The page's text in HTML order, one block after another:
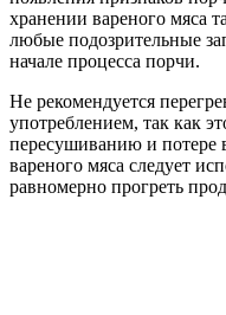
хранении вареного мяса
любые подозрительные
начале процесса порчи.
Не рекомендуется
употреблением, так как
пересушиванию и потере
вареного мяса следует
равномерно прогреть